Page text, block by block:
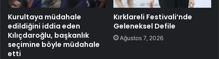
Kurultaya müdahale
edildiğini iddia eden
Kılıçdaroğlu, başkanlık
seçimine böyle müdahale
etti
Kırklareli Festivali’nde
Geleneksel Defile
Ağustos 7, 2026